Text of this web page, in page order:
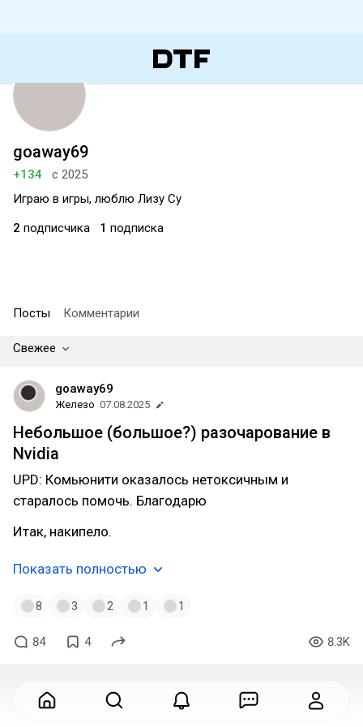
goaway69
+134
с 2025
Играю в игры, люблю Лизу Су
2 подписчика 1 подписка
Посты Комментарии
Свежее
goaway69
Железо 07.08.2025
Небольшое (большое?) разочарование в
Nvidia
UPD: Комьюнити оказалось нетоксичным и
старалось помочь. Благодарю
Итак, накипело.
Показать полностью
8 3 2 1 1
84 4 8.3K